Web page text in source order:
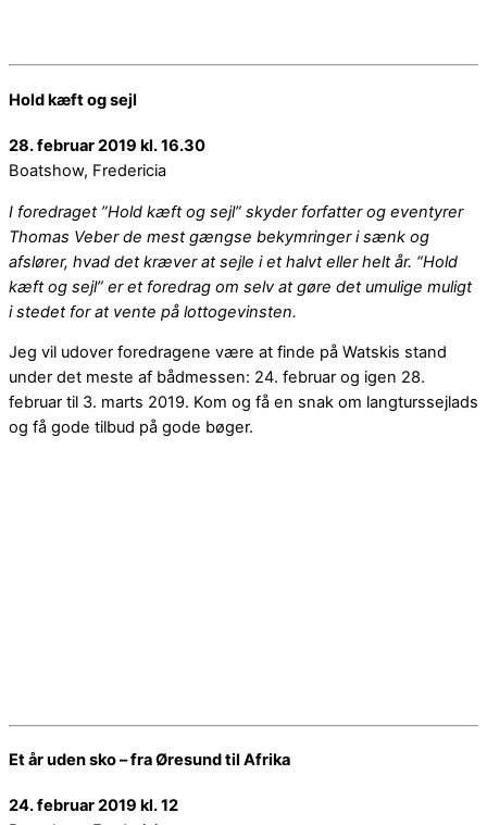
Hold kæft og sejl
28. februar 2019 kl. 16.30
Boatshow, Fredericia
I foredraget ”Hold kæft og sejl” skyder forfatter og eventyrer
Thomas Veber de mest gængse bekymringer i sænk og
afslører, hvad det kræver at sejle i et halvt eller helt år. “Hold
kæft og sejl” er et foredrag om selv at gøre det umulige muligt
i stedet for at vente på lottogevinsten.
Jeg vil udover foredragene være at finde på Watskis stand
under det meste af bådmessen: 24. februar og igen 28.
februar til 3. marts 2019. Kom og få en snak om langturssejlads
og få gode tilbud på gode bøger.
Et år uden sko – fra Øresund til Afrika
24. februar 2019 kl. 12